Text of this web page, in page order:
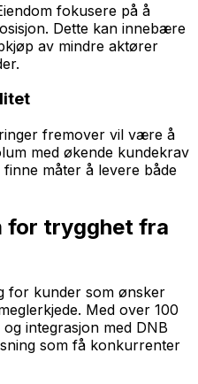
fokusere på å
Dette kan innebære
av mindre aktører
fremover vil være å
med økende kundekrav
måter å levere både
for trygghet fra
for kunder som ønsker
Med over 100
integrasjon med DNB
som få konkurrenter